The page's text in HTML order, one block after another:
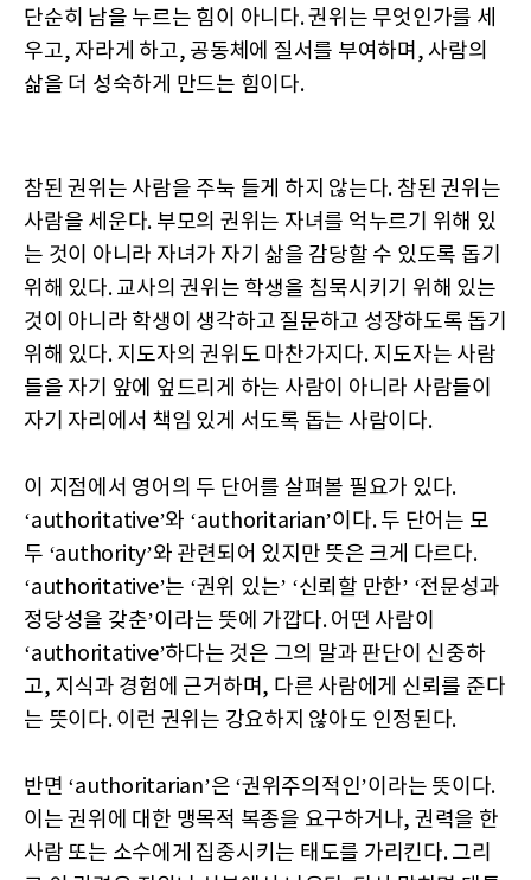
단순히 남을 누르는 힘이 아니다. 권위는 무엇인가를 세
우고, 자라게 하고, 공동체에 질서를 부여하며, 사람의
삶을 더 성숙하게 만드는 힘이다.
참된 권위는 사람을 주눅 들게 하지 않는다. 참된 권위는
사람을 세운다. 부모의 권위는 자녀를 억누르기 위해 있
는 것이 아니라 자녀가 자기 삶을 감당할 수 있도록 돕기
위해 있다. 교사의 권위는 학생을 침묵시키기 위해 있는
것이 아니라 학생이 생각하고 질문하고 성장하도록 돕기
위해 있다. 지도자의 권위도 마찬가지다. 지도자는 사람
들을 자기 앞에 엎드리게 하는 사람이 아니라 사람들이
자기 자리에서 책임 있게 서도록 돕는 사람이다.
이 지점에서 영어의 두 단어를 살펴볼 필요가 있다.
‘authoritative’와 ‘authoritarian’이다. 두 단어는 모
두 ‘authority’와 관련되어 있지만 뜻은 크게 다르다.
‘authoritative’는 ‘권위 있는’ ‘신뢰할 만한’ ‘전문성과
정당성을 갖춘’이라는 뜻에 가깝다. 어떤 사람이
‘authoritative’하다는 것은 그의 말과 판단이 신중하
고, 지식과 경험에 근거하며, 다른 사람에게 신뢰를 준다
는 뜻이다. 이런 권위는 강요하지 않아도 인정된다.
반면 ‘authoritarian’은 ‘권위주의적인’이라는 뜻이다.
이는 권위에 대한 맹목적 복종을 요구하거나, 권력을 한
사람 또는 소수에게 집중시키는 태도를 가리킨다. 그리